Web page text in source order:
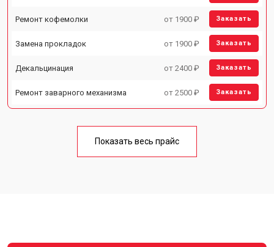
Ремонт кофемолки от 1900 ₽ Заказать
Замена прокладок от 1900 ₽ Заказать
Декальцинация от 2400 ₽ Заказать
Ремонт заварного механизма от 2500 ₽ Заказать
Показать весь прайс